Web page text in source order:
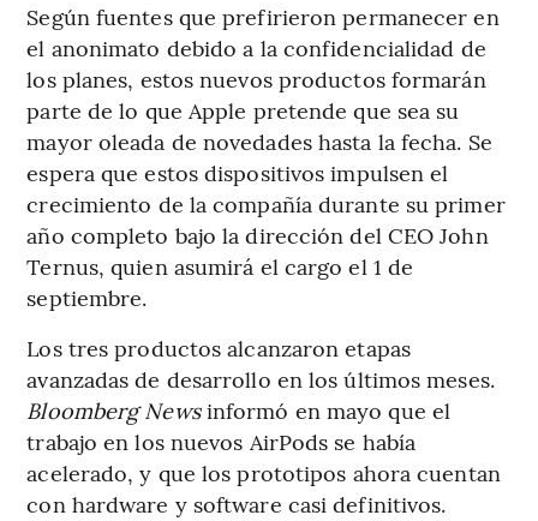
Según fuentes que prefirieron permanecer en
el anonimato debido a la confidencialidad de
los planes, estos nuevos productos formarán
parte de lo que Apple pretende que sea su
mayor oleada de novedades hasta la fecha. Se
espera que estos dispositivos impulsen el
crecimiento de la compañía durante su primer
año completo bajo la dirección del CEO John
Ternus, quien asumirá el cargo el 1 de
septiembre.
Los tres productos alcanzaron etapas
avanzadas de desarrollo en los últimos meses.
Bloomberg Newsinformó en mayo que el
trabajo en los nuevos AirPods se había
acelerado, y que los prototipos ahora cuentan
con hardware y software casi definitivos.